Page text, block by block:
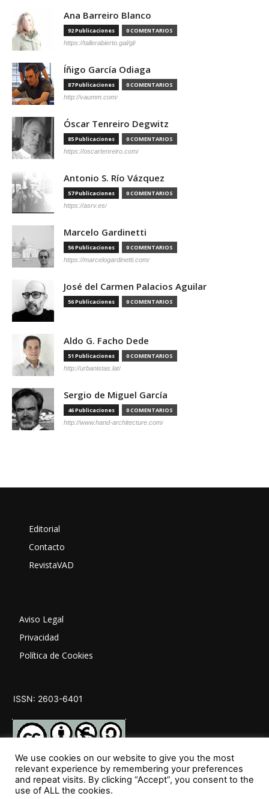
Ana Barreiro Blanco
92 Publicaciones 0 COMENTARIOS
https://tallerabierto.gal/gl/
Íñigo García Odiaga
87 Publicaciones 0 COMENTARIOS
http://vaumm.com/
Óscar Tenreiro Degwitz
85 Publicaciones 0 COMENTARIOS
https://oscartenreiro.com/
Antonio S. Río Vázquez
57 Publicaciones 0 COMENTARIOS
https://asrv.es/
Marcelo Gardinetti
56 Publicaciones 0 COMENTARIOS
https://marcelogardinetti.com/
José del Carmen Palacios Aguilar
56 Publicaciones 0 COMENTARIOS
Aldo G. Facho Dede
51 Publicaciones 0 COMENTARIOS
http://urbanistas.lat/
Sergio de Miguel García
46 Publicaciones 0 COMENTARIOS
http://www.hand-architecture.com/
Editorial
Contacto
RevistaVAD
Aviso Legal
Privacidad
Política de Cookies
ISSN: 2603-6401
SÍGUENOS
We use cookies on our website to give you the most
relevant experience by remembering your preferences
and repeat visits. By clicking “Accept”, you consent to the
use of ALL the cookies.